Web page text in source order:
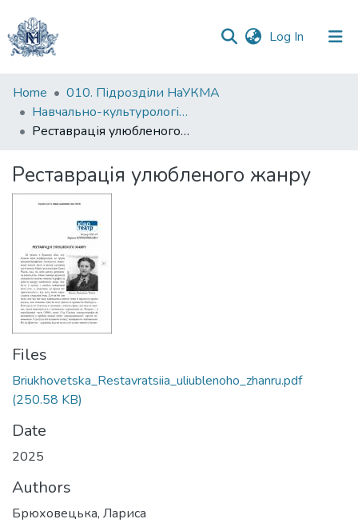
Log In (current)
Communities
&
Collections
Statistics
Home
010. Підрозділи НаУКМА
Навчально-культурологічна лабораторія
Реставрація улюбленого жанру
Реставрація улюбленого жанру
Files
Briukhovetska_Restavratsiia_uliublenoho_zhanru.pdf
(250.58 KB)
Date
2025
Authors
Брюховецька, Лариса